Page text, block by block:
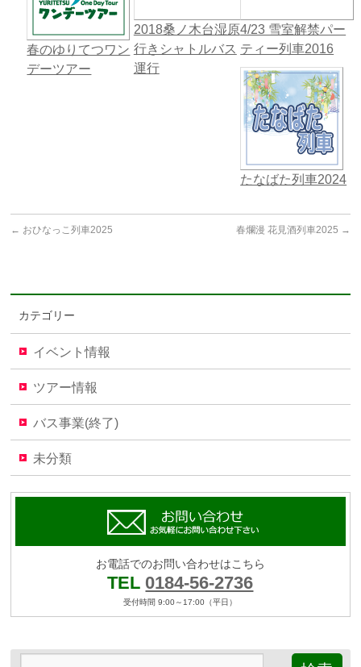
春のゆりてつワン
デーツアー
2018桑ノ木台湿原
行きシャトルバス
運行
4/23 雪室解禁パー
ティー列車2016
たなばた列車2024
← おひなっこ列車2025 春爛漫 花見酒列車2025 →
カテゴリー
イベント情報
ツアー情報
バス事業(終了)
未分類
お電話でのお問い合わせはこちら
TEL 0184-56-2736
受付時間 9:00～17:00（平日）